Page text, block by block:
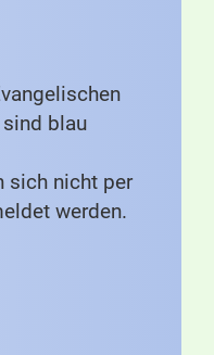
blau
sich nicht per
werden.